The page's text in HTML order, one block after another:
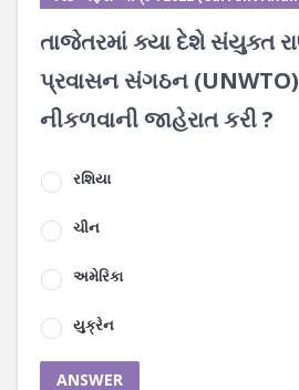
તાજેતરમાં ક્યા દેશે સંયુક્ત
પ્રવાસન સંગઠન
નીકળવાની જાહેરાત કરી ?
રશિયા
ચીન
અમેરિકા
યુક્રેન
ANSWER